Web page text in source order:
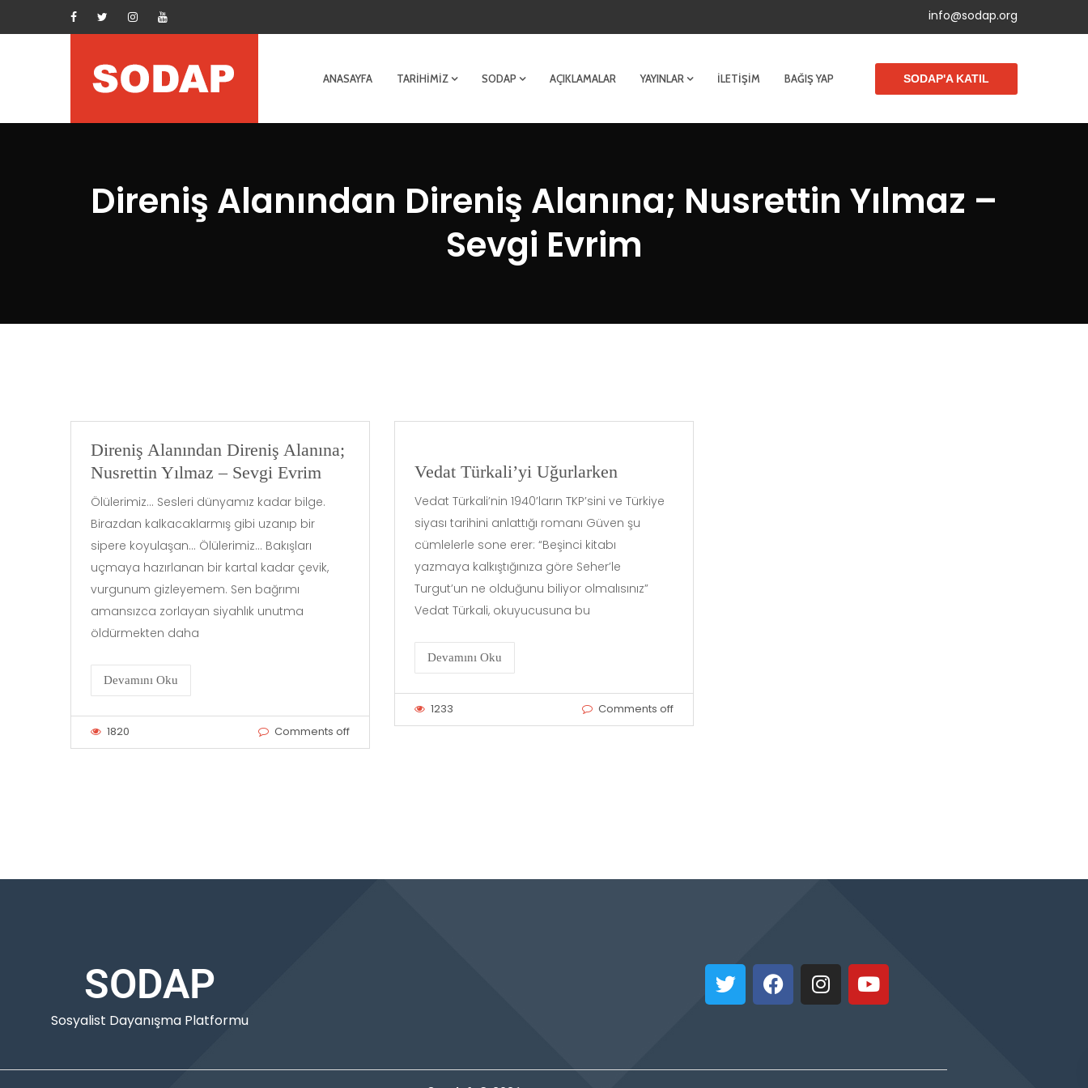
info@sodap.org
ANASAYFA TARIHIMIZ SODAP AÇIKLAMALAR YAYINLAR İLETIŞIM BAĞIŞ YAP SODAP'A KATIL
Direniş Alanından Direniş Alanına; Nusrettin Yılmaz –
Sevgi Evrim
Direniş Alanından Direniş Alanına;
Nusrettin Yılmaz – Sevgi Evrim
Ölülerimiz… Sesleri dünyamız kadar bilge.
Birazdan kalkacaklarmış gibi uzanıp bir
sipere koyulaşan… Ölülerimiz… Bakışları
uçmaya hazırlanan bir kartal kadar çevik,
vurgunum gizleyemem. Sen bağrımı
amansızca zorlayan siyahlık unutma
öldürmekten daha
Devamını Oku
1820 Comments off
Vedat Türkali’yi Uğurlarken
Vedat Türkali’nin 1940’ların TKP’sini ve Türkiye
siyası tarihini anlattığı romanı Güven şu
cümlelerle sone erer: “Beşinci kitabı
yazmaya kalkıştığınıza göre Seher’le
Turgut’un ne olduğunu biliyor olmalısınız”
Vedat Türkali, okuyucusuna bu
Devamını Oku
1233 Comments off
SODAP
Sosyalist Dayanışma Platformu